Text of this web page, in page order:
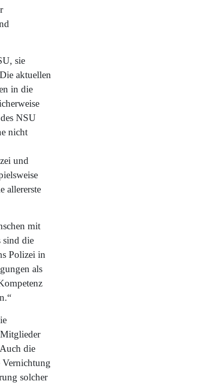
sie
aktuellen
in die
NSU
nicht
und
allererste
mit
sind die
Polizei in
als
die
Vernichtung
solcher